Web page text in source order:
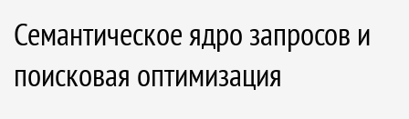
Семантическое ядро запросов и
поисковая оптимизация